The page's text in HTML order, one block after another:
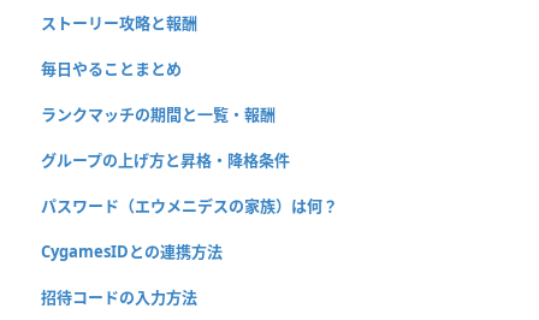
ストーリー攻略と報酬
毎日やることまとめ
ランクマッチの期間と一覧・報酬
グループの上げ方と昇格・降格条件
パスワード（エウメニデスの家族）は何？
CygamesIDとの連携方法
招待コードの入力方法